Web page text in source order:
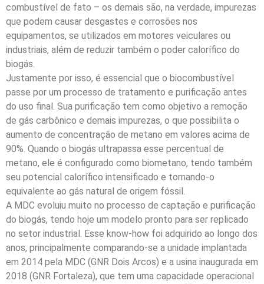
combustível de fato – os demais são, na verdade, impurezas
que podem causar desgastes e corrosões nos
equipamentos, se utilizados em motores veiculares ou
industriais, além de reduzir também o poder calorífico do
biogás.
Justamente por isso, é essencial que o biocombustível
passe por um processo de tratamento e purificação antes
do uso final. Sua purificação tem como objetivo a remoção
de gás carbônico e demais impurezas, o que possibilita o
aumento de concentração de metano em valores acima de
90%. Quando o biogás ultrapassa esse percentual de
metano, ele é configurado como biometano, tendo também
seu potencial calorífico intensificado e tornando-o
equivalente ao gás natural de origem fóssil.
A MDC evoluiu muito no processo de captação e purificação
do biogás, tendo hoje um modelo pronto para ser replicado
no setor industrial. Esse know-how foi adquirido ao longo dos
anos, principalmente comparando-se a unidade implantada
em 2014 pela MDC (GNR Dois Arcos) e a usina inaugurada em
2018 (GNR Fortaleza), que tem uma capacidade operacional